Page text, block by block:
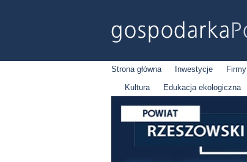
Strona główna Inwestycje Firmy
Kultura
Edukacja ekologiczna